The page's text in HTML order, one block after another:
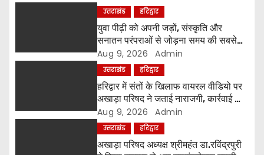
t
o
उत्तराखंड हरिद्वार
युवा पीढ़ी को अपनी जड़ों, संस्कृति और
सनातन परंपराओं से जोड़ना समय की सबसे
बड़ी आवश्यकता-श्रीमहंत रविंद्रपुरी
Aug 9, 2026 Admin
उत्तराखंड हरिद्वार
हरिद्वार में संतों के खिलाफ वायरल वीडियो पर
अखाड़ा परिषद ने जताई नाराजगी, कार्रवाई की
चेतावनी दी
Aug 9, 2026 Admin
उत्तराखंड हरिद्वार
अखाड़ा परिषद अध्यक्ष श्रीमहंत डा.रविंद्रपुरी